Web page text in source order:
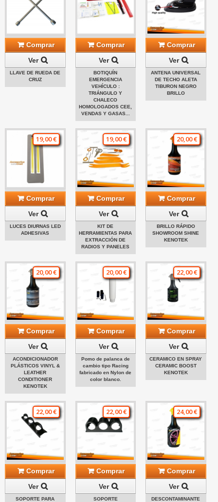
Comprar
Ver
LLAVE DE RUEDA DE
CRUZ
Comprar
Ver
BOTIQUÍN
EMERGENCIA
VEHÍCULO :
TRIÁNGULO Y
CHALECO
HOMOLOGADOS CEE,
VENDAS Y GASAS...
Comprar
Ver
ANTENA UNIVERSAL
DE TECHO ALETA
TIBURON NEGRO
BRILLO
19,00 €
Comprar
Ver
LUCES DIURNAS LED
ADHESIVAS
19,00 €
Comprar
Ver
KIT DE
HERRAMIENTAS PARA
EXTRACCIÓN DE
RADIOS Y PANELES
20,00 €
Comprar
Ver
BRILLO RÁPIDO
SHOWROOM SHINE
KENOTEK
20,00 €
Comprar
Ver
ACONDICIONADOR
PLÁSTICOS VINYL &
LEATHER
CONDITIONER
KENOTEK
20,00 €
Comprar
Ver
Pomo de palanca de
cambio tipo Racing
fabricado en Nylon de
color blanco.
22,00 €
Comprar
Ver
CERAMICO EN SPRAY
CERAMIC BOOST
KENOTEK
22,00 €
Comprar
Ver
SOPORTE PARA
22,00 €
Comprar
Ver
SOPORTE
24,00 €
Comprar
Ver
DESCONTAMINANTE